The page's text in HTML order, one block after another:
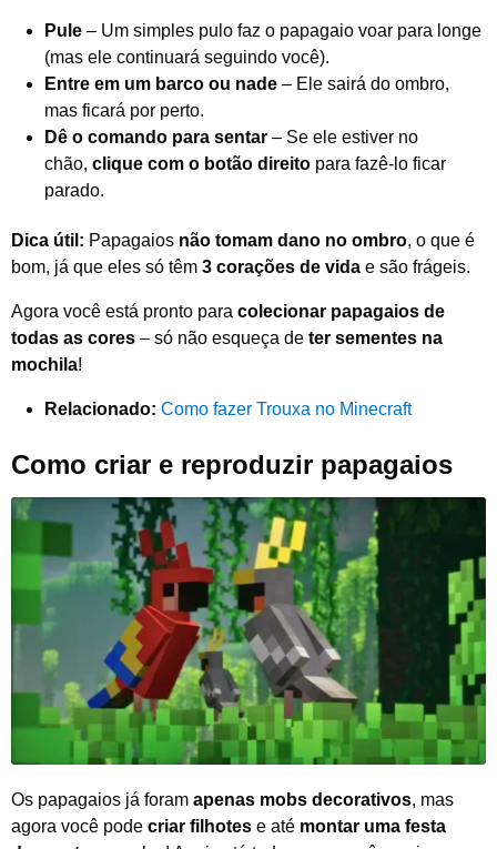
Pule – Um simples pulo faz o papagaio voar para longe
(mas ele continuará seguindo você).
Entre em um barco ou nade – Ele sairá do ombro,
mas ficará por perto.
Dê o comando para sentar – Se ele estiver no
chão, clique com o botão direito para fazê-lo ficar
parado.
Dica útil: Papagaios não tomam dano no ombro, o que é
bom, já que eles só têm 3 corações de vida e são frágeis.
Agora você está pronto para colecionar papagaios de
todas as cores – só não esqueça de ter sementes na
mochila!
Relacionado: Como fazer Trouxa no Minecraft
Como criar e reproduzir papagaios
Os papagaios já foram apenas mobs decorativos, mas
agora você pode criar filhotes e até montar uma festa